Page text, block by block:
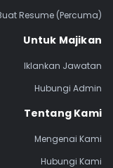
Resume (Percuma)
Untuk Majikan
Iklankan Jawatan
Hubungi Admin
Tentang Kami
Mengenai Kami
Hubungi Kami